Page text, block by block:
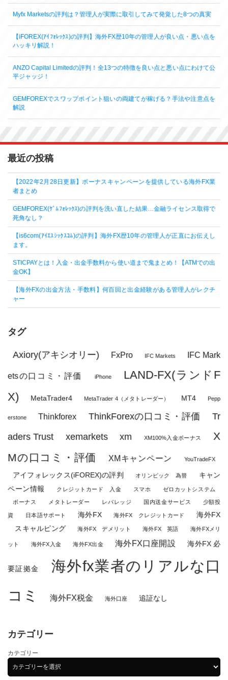
Myfx Marketsの評判は？管理人が実際に取引してみて発覚した8つの真実
【iFOREX(ｱｲﾌｫﾚｯｸｽ)の評判】海外FX歴10年の管理人が良い点・悪い点を
ハッキリ解説！
ANZO Capital Limitedの評判！全13つの特徴を良い点と悪い点にわけて公
平ジャッジ！
GEMFOREXでスワップポイント狙いの両建てが稼げる？手法や注意点を
解説
最近の投稿
【2022年2月28日更新】ボーナスキャンペーンを提供している海外FX業
者まとめ
GEMFOREX(ｹﾞﾑﾌｫﾚｯｸｽ)の評判を洗い直した結果…金融ライセンス取得で
死角なし？
【is6com(ｱｲｴｽｼｯｸｽｺﾑ)の評判】海外FX歴10年の管理人が正直にお伝えし
ます。
STICPAYとは！入金・出金手数料から使い道まで鬼まとめ！【ATMでの出
金OK】
【海外FXの出金方法・手数料】何百回と出金経験がある管理人がレクチ
ャー
タグ
Axiory(アキシオリー) FxPro IFC Markets IFC Mark
etsの口コミ・評価 iPhone
LAND-FX(ランドF
X)
MetaTrader4 MetaTrader 4（メタトレーダー） MT4 Pepp
erstone Thinkforex ThinkForexの口コミ・評価
Tr
aders Trust
xemarkets xm XM100%入金ボーナス
X
Mの口コミ・評価
XMキャンペーン YouTradeFX
アイフォレックス(iFOREX)の評判 オリンピック 為替
キャン
ペーン情報
クレジットカード 入金 スマホ ゼロカットシステム
ボーナス メタトレーダー レバレッジ 国内送金サービス 少額投
資 日本語サポート 海外FX 海外FX クレジットカード
海外FX
スキャルピング
海外FX デメリット 海外FX 英語 海外FXメリ
ット 海外FX入金 海外FX出金 海外FX口座開設 海外FX 必
要証拠金
海外fx業者のリアルな口
コミ
海外FX税金 海外口座 追証なし
カテゴリー
カテゴリー